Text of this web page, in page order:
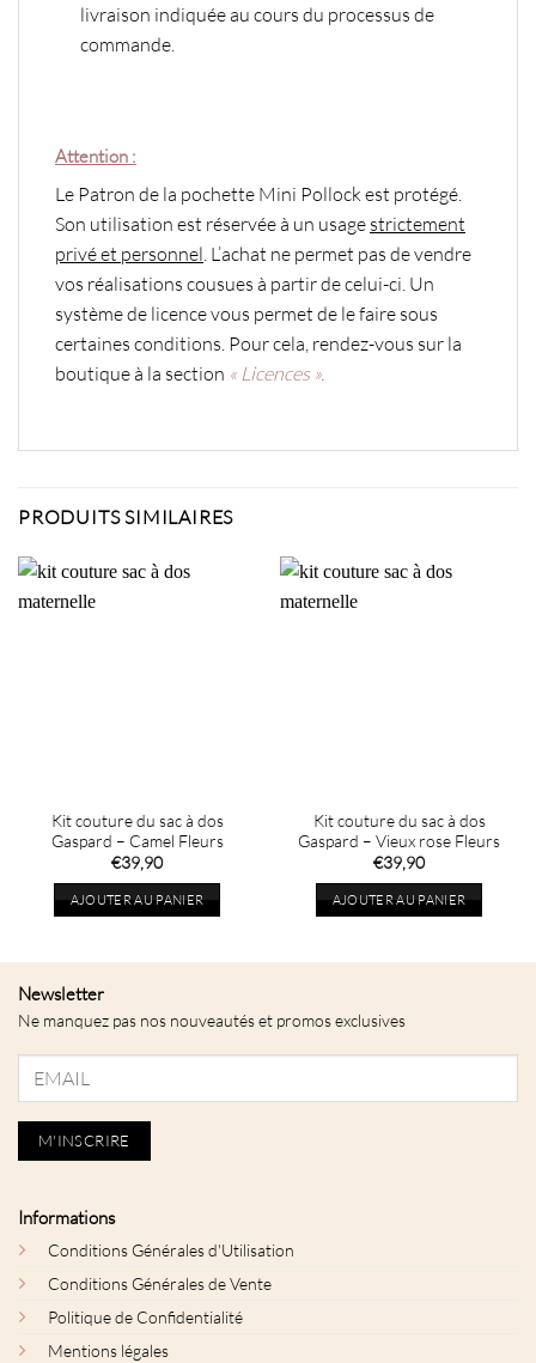
livraison indiquée au cours du processus de
commande.
Attention :
Le Patron de la pochette Mini Pollock est protégé.
Son utilisation est réservée à un usage strictement
privé et personnel. L’achat ne permet pas de vendre
vos réalisations cousues à partir de celui-ci. Un
système de licence vous permet de le faire sous
certaines conditions. Pour cela, rendez-vous sur la
boutique à la section « Licences ».
PRODUITS SIMILAIRES
Kit couture du sac à dos
Gaspard – Camel Fleurs
€39,90
AJOUTER AU PANIER
Kit couture du sac à dos
Gaspard – Vieux rose Fleurs
€39,90
AJOUTER AU PANIER
Newsletter
Ne manquez pas nos nouveautés et promos exclusives
Informations
Conditions Générales d'Utilisation
Conditions Générales de Vente
Politique de Confidentialité
Mentions légales